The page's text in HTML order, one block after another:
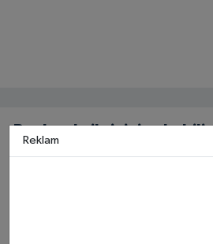
Bunlar da ilginizi çekebilir
Reklam